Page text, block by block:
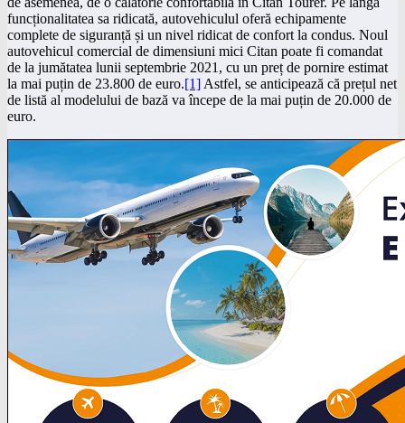
funcționalitatea sa ridicată, autovehiculul oferă echipamente
complete de siguranță și un nivel ridicat de confort la condus. Noul
autovehicul comercial de dimensiuni mici Citan poate fi comandat
de la jumătatea lunii septembrie 2021, cu un preț de pornire estimat
la mai puțin de 23.800 de euro.[1] Astfel, se anticipează că prețul net
de listă al modelului de bază va începe de la mai puțin de 20.000 de
euro.